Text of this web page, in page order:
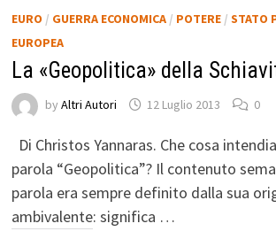
EURO / GUERRA ECONOMICA/ POTERE/ STATO
EUROPEA
La «Geopolitica» della
by Altri Autori 12 Luglio 2013 0
Di Christos Yannaras. Che cosa
parola “Geopolitica”? Il contenuto
parola era sempre definito dalla sua
ambivalente: significa …